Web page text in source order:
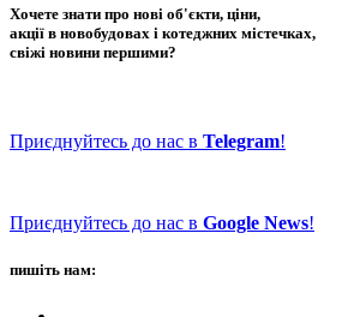
Хочете знати про нові об'єкти, ціни,
акції в новобудовах і котеджних містечках,
свіжі новини першими?
Приєднуйтесь до нас в Telegram!
Приєднуйтесь до нас в Google News!
пишіть нам: